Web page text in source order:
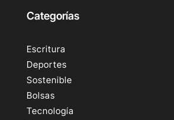
Categorías
Escritura
Deportes
Sostenible
Bolsas
Tecnología